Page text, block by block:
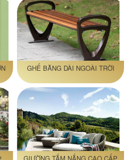
GHẾ BĂNG DÀI NGOÀI TRỜI